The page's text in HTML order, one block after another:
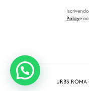
Policye
URBS